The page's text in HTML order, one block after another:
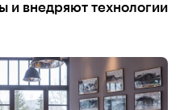
и внедряют технологии